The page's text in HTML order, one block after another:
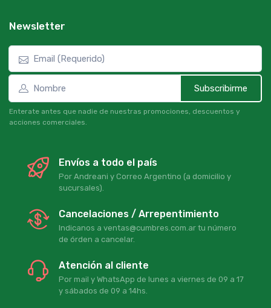
Newsletter
Subscribirme
Enterate antes que nadie de nuestras promociones, descuentos y
acciones comerciales.
Envíos a todo el país
Por Andreani y Correo Argentino (a domicilio y
sucursales).
Cancelaciones / Arrepentimiento
Indicanos a ventas@cumbres.com.ar tu número
de órden a cancelar.
Atención al cliente
Por mail y WhatsApp de lunes a viernes de 09 a 17
y sábados de 09 a 14hs.